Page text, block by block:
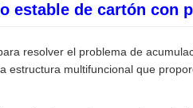
estable de cartón con
resolver el problema de
multifuncional que